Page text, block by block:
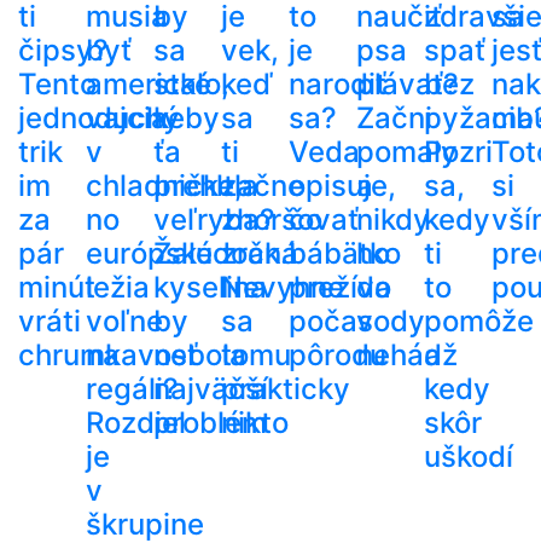
ti
čipsy?
Tento
jednoduchý
trik
im
za
pár
minút
vráti
chrumkavosť
musia
byť
americké
vajcia
v
chladničke,
no
európske
ležia
voľne
na
regáli?
Rozdiel
je
v
škrupine
by
sa
stalo,
keby
ťa
prehltla
veľryba?
Žalúdočná
kyselina
by
nebola
najväčší
problém
je
vek,
keď
sa
ti
začne
zhoršovať
zrak.
Nevyhne
sa
tomu
prakticky
nikto
to
je
narodiť
sa?
Veda
opisuje,
čo
bábätko
prežíva
počas
pôrodu
naučiť
psa
plávať?
Začni
pomaly
a
nikdy
ho
do
vody
nehádž
zdravšie
spať
bez
Pozri
sa,
kedy
ti
to
pomôže
a
kedy
skôr
uškodí
sa
jesť
si